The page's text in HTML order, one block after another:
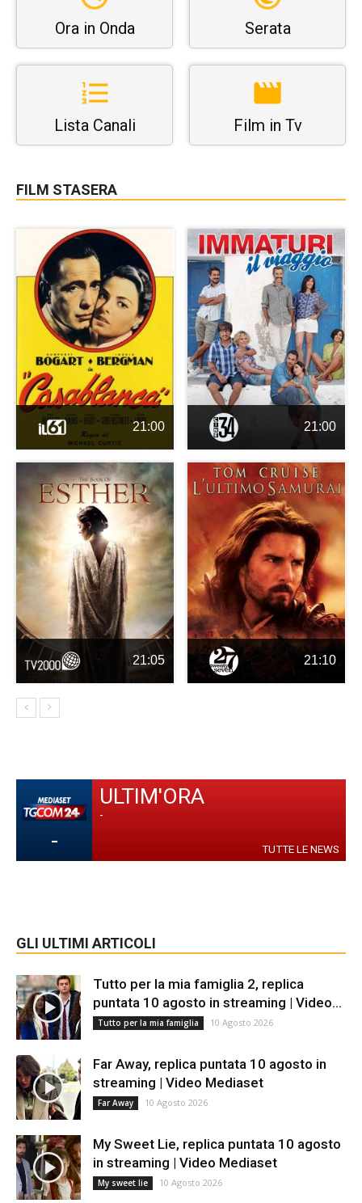
Ora in Onda Serata
Lista Canali Film in Tv
FILM STASERA
21:00 21:00
21:05 21:10
-
ULTIM'ORA
-
TUTTE LE NEWS
GLI ULTIMI ARTICOLI
Tutto per la mia famiglia 2, replica
puntata 10 agosto in streaming | Video...
Tutto per la mia famiglia 10 Agosto 2026
Far Away, replica puntata 10 agosto in
streaming | Video Mediaset
Far Away 10 Agosto 2026
My Sweet Lie, replica puntata 10 agosto
in streaming | Video Mediaset
My sweet lie 10 Agosto 2026